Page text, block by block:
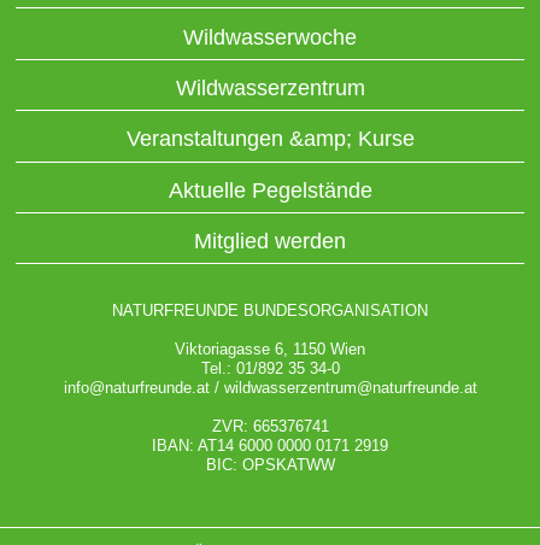
Wildwasserwoche
Wildwasserzentrum
Veranstaltungen &amp; Kurse
Aktuelle Pegelstände
Mitglied werden
NATURFREUNDE BUNDESORGANISATION
Viktoriagasse 6, 1150 Wien
Tel.: 01/892 35 34-0
info@naturfreunde.at/wildwasserzentrum@naturfreunde.at
ZVR: 665376741
IBAN: AT14 6000 0000 0171 2919
BIC: OPSKATWW